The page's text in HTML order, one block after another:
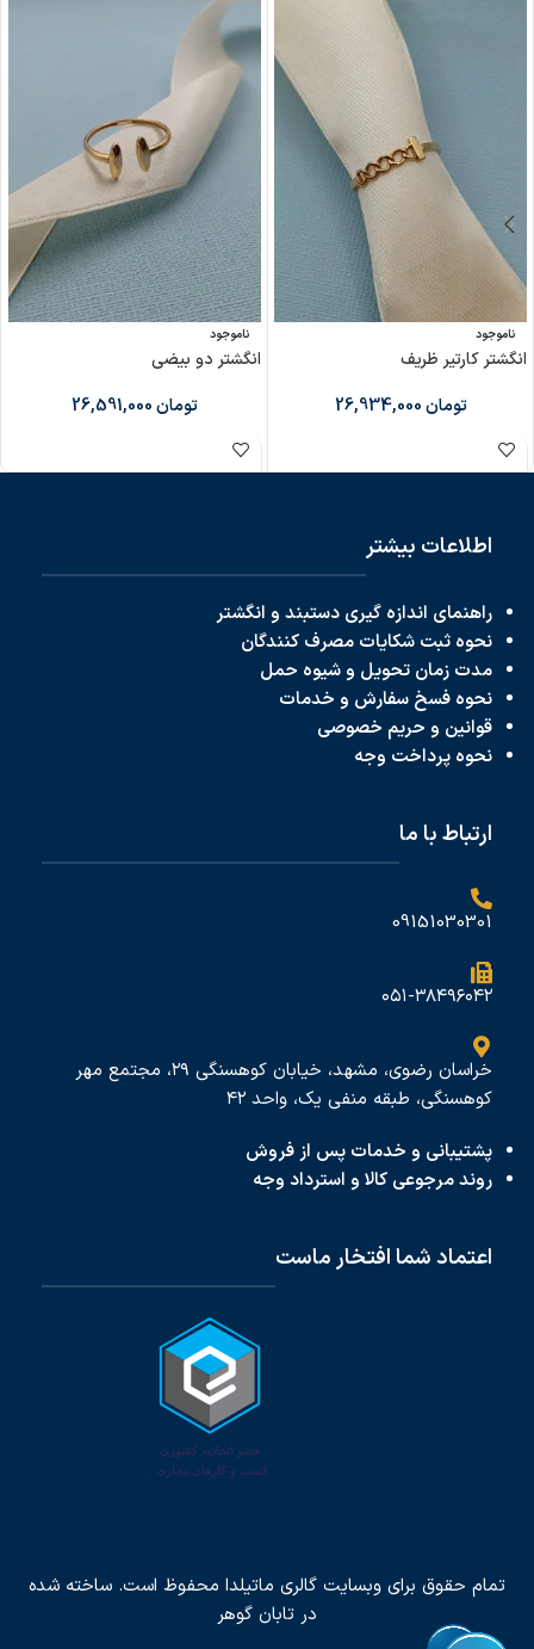
ناموجود
انگشتر کارتیر ظریف
تومان
ناموجود
انگشتر دو بیضی
تومان
اطلاعات بیشتر
راهنمای اندازه گیری دستبند و انگشتر
نحوه ثبت شکایات مصرف کنندگان
مدت زمان تحویل و شیوه حمل
نحوه فسخ سفارش و خدمات
قوانین و حریم خصوصی
نحوه پرداخت وجه
ارتباط با ما
09151030301
۰۵۱-۳۸۴۹۶۰۴۲
خراسان رضوی، مشهد، خیابان کوهسنگی ۲۹، مجتمع مهر
کوهسنگی، طبقه منفی یک، واحد ۴۲
پشتیبانی و خدمات پس از فروش
روند مرجوعی کالا و استرداد وجه
اعتماد شما افتخار ماست
تمام حقوق برای وبسایت گالری ماتیلدا محفوظ است. ساخته شده
در تابان گوهر